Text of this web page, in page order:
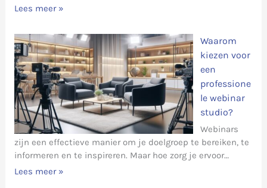
Lees meer »
Waarom
kiezen voor
een
professione
le webinar
studio?
Webinars
zijn een effectieve manier om je doelgroep te bereiken, te
informeren en te inspireren. Maar hoe zorg je ervoor…
Lees meer »